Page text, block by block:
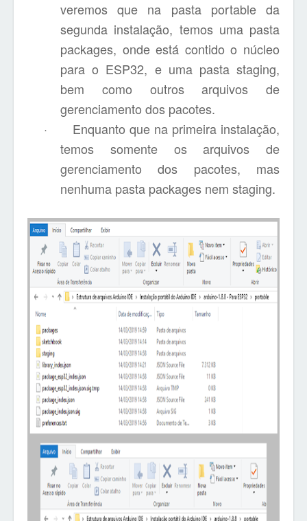
veremos que na pasta portable da
segunda instalação, temos uma pasta
packages, onde está contido o núcleo
para o ESP32, e uma pasta staging,
bem como outros arquivos de
gerenciamento dos pacotes.
·
Enquanto que na primeira instalação,
temos somente os arquivos de
gerenciamento dos pacotes, mas
nenhuma pasta packages nem staging.